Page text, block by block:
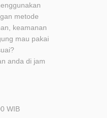
metode
keamanan
mau pakai
anda di jam
WIB